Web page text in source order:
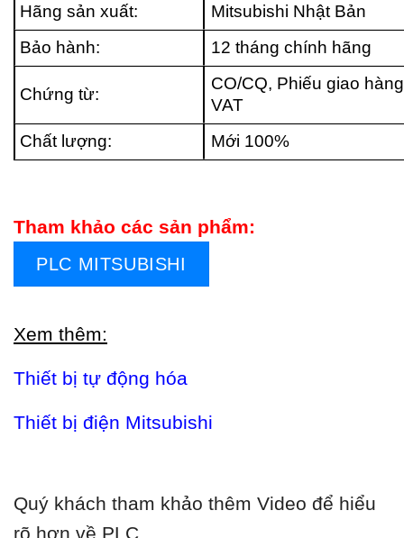
Hãng sản xuất:
Mitsubishi Nhật Bản
Bảo hành:
12 tháng chính hãng
Chứng từ:
CO/CQ, Phiếu giao
VAT
Chất lượng:
Mới 100%
Tham khảo các sản phẩm:
PLC MITSUBISHI
Xem thêm:
Thiết bị tự động hóa
Thiết bị điện Mitsubishi
Quý khách tham khảo thêm Video để hiểu
rõ hơn về PLC.